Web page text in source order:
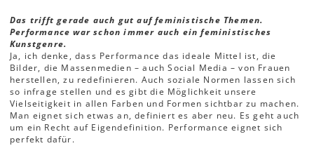
Das trifft gerade auch gut auf feministische Themen.
Performance war schon immer auch ein feministisches
Kunstgenre.
Ja, ich denke, dass Performance das ideale Mittel ist, die
Bilder, die Massenmedien – auch Social Media – von Frauen
herstellen, zu redefinieren. Auch soziale Normen lassen sich
so infrage stellen und es gibt die Möglichkeit unsere
Vielseitigkeit in allen Farben und Formen sichtbar zu machen.
Man eignet sich etwas an, definiert es aber neu. Es geht auch
um ein Recht auf Eigendefinition. Performance eignet sich
perfekt dafür.